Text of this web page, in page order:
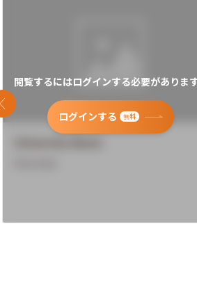
閲覧するにはログインする必要があります
ログインする 無料
前のスライド